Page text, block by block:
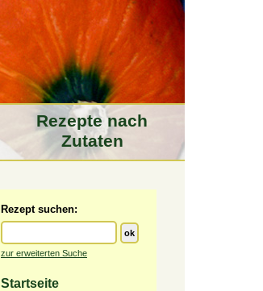
Rezepte nach
Zutaten
Rezept suchen:
zur erweiterten Suche
Startseite